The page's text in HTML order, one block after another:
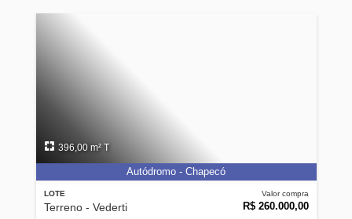
LOTE
Terreno - Vederti
Valor compra
R$ 260.000,00
396,00 m² T
Autódromo - Chapecó